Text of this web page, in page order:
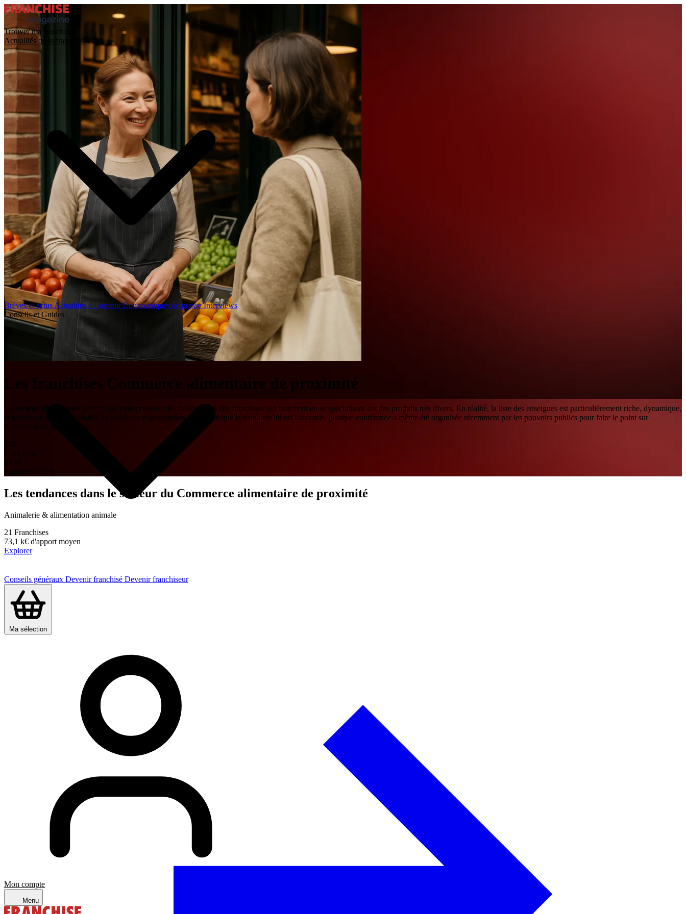
Trouver ma franchise
Actualités de la franchise
Brèves et actus Actualités du secteurCommuniqués de presseInterviews
Conseils et Guides
Conseils généraux Devenir franchisé Devenir franchiseur
Ma sélection
Mon compte
Menu
Les franchises Commerce alimentaire de proximité
Le secteur alimentaire permet aux entrepreneurs de choisir parmi des franchises qui marchent en se spécialisant sur des produits très divers. En réalité, la liste des enseignes est particulièrement riche, dynamique,
et génère un chiffre d’affaires en constante augmentation. Il est vrai que la tendance lui est favorable, puisque conférence a même été organisée récemment par les pouvoirs publics pour faire le point sur
l’alimentation des français.
262
Franchises
68 k€
d'apport moyen
Les tendances dans le secteur du Commerce alimentaire de proximité
Animalerie & alimentation animale
21 Franchises
73,1 k€ d'apport moyen
Explorer